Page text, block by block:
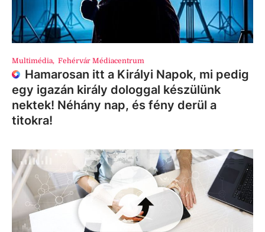
Multimédia, Fehérvár Médiacentrum
Hamarosan itt a Királyi Napok, mi pedig
egy igazán király dologgal készülünk
nektek! Néhány nap, és fény derül a
titokra!